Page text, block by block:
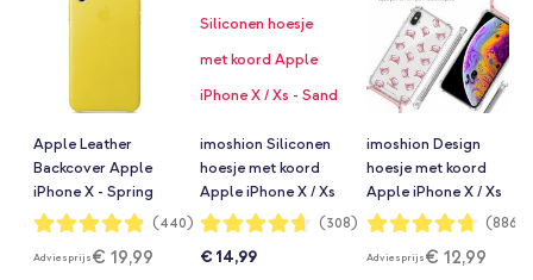
Apple Leather
Backcover Apple
iPhone X - Spring
Yellow
Waardering:
97%
(440)
Adviesprijs€ 19,99
imoshion Siliconen
hoesje met koord
Apple iPhone X / Xs
- Sand Pink
Waardering:
93%
(308)
€ 14,99
imoshion Design
hoesje met koord
Apple iPhone X / Xs
- Crab Watercolor
Waardering:
94%
(886)
Adviesprijs€ 12,99